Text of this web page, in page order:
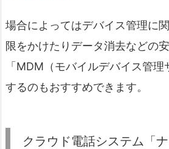
場合によってはデバイス管理に
限をかけたりデータ消去などの
「MDM（モバイルデバイス管
するのもおすすめできます。
クラウド電話システム「